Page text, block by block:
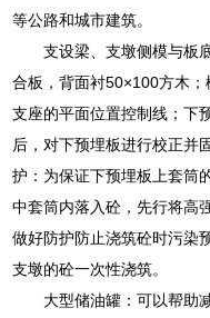
等公路和城市建筑。
支设梁、支墩侧模与板
合板，背面衬50×100方木
支座的平面位置控制线；下
后，对下预埋板进行校正并
护：为保证下预埋板上套筒
中套筒内落入砼，先行将高
做好防护防止浇筑砼时污染
支墩的砼一次性浇筑。
大型储油罐：可以帮助